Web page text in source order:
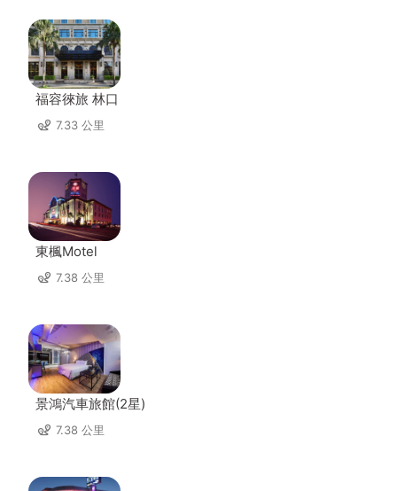
福容徠旅 林口
7.33 公里
東楓Motel
7.38 公里
景鴻汽車旅館(2星)
7.38 公里